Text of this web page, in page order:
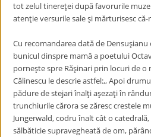
tot zelul tinereţei după favorurile
atenţie versurile sale şi mărturisesc că-
Cu recomandarea dată de
bunicul dinspre mamă a poetului
porneşte spre Răşinari prin locuri de o
Călinescu le descrie astfel:,, Apoi
pădure de stejari înalţi aşezaţi în
trunchiurile cărora se zăresc crestele
Jungerwald, codru înalt cât o
sălbăticie supravegheată de om,